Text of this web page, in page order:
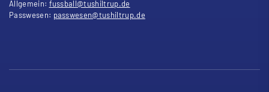
Allgemein: fussball@tushiltrup.de
Passwesen: passwesen@tushiltrup.de